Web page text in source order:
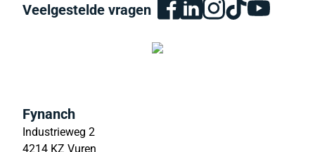
Veelgestelde vragen
Fynanch
Industrieweg 2
4214 KZ Vuren